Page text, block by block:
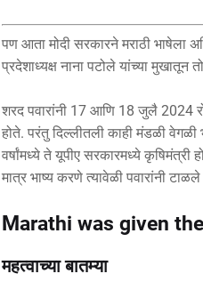
पण आता मोदी सरकारने मराठी भाषेला
प्रदेशाध्यक्ष नाना पटोले यांच्या
शरद पवारांनी 17 आणि 18 जुलै 2024
होते. परंतु दिल्लीतली काही मंडळी
वर्षांमध्ये ते यूपीए सरकारमध्ये कृषिमंत्री
मात्र भाष्य करणे त्यावेळी पवारांनी
Marathi was given
महत्वाच्या बातम्या